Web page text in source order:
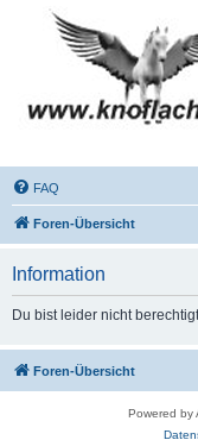
FAQ
Foren-Übersicht
Information
Du bist leider nicht
Foren-Übersicht
Powered by